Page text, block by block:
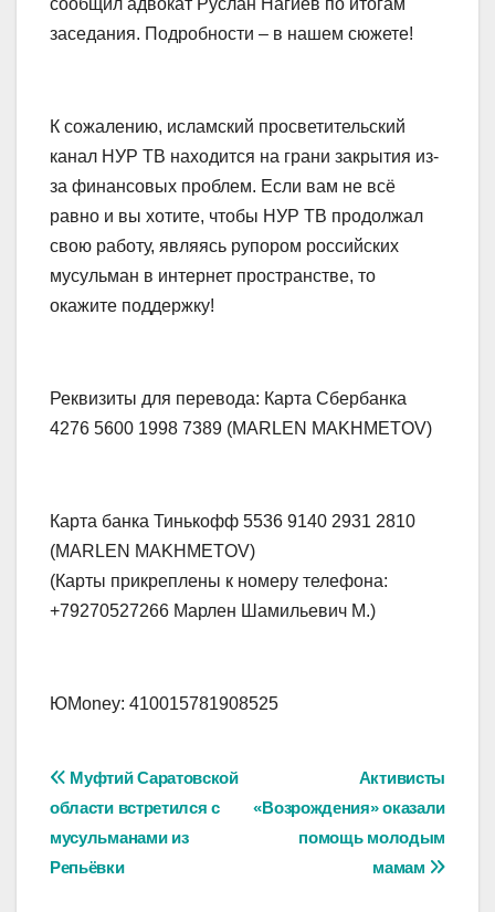
заседания. Подробности – в нашем сюжете!
К сожалению, исламский просветительский
канал НУР ТВ находится на грани закрытия из-
за финансовых проблем. Если вам не всё
равно и вы хотите, чтобы НУР ТВ продолжал
свою работу, являясь рупором российских
мусульман в интернет пространстве, то
окажите поддержку!
Реквизиты для перевода: Карта Сбербанка
4276 5600 1998 7389 (MARLEN MAKHMETOV)
Карта банка Тинькофф 5536 9140 2931 2810
(MARLEN MAKHMETOV)
(Карты прикреплены к номеру телефона:
+79270527266 Марлен Шамильевич М.)
ЮMoney: 410015781908525
Навигация
по
записям
Активисты
«Возрождения» оказали
помощь молодым
мамам
Муфтий Саратовской
области встретился с
мусульманами из
Репьёвки